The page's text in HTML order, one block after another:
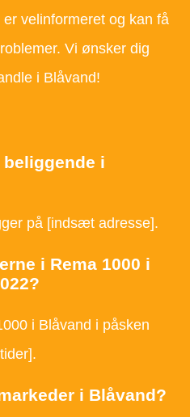
velinformeret og kan få
Vi ønsker dig
i Blåvand!
beliggende i
på [indsæt adresse].
i Rema 1000 i
i Blåvand i påsken
i Blåvand?